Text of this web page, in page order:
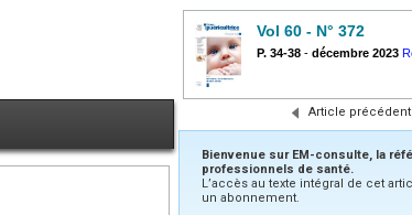
Vol 60 - N° 372
P. 34-38 - décembre 2023
Article précédent
Bienvenue sur EM-consulte, la
professionnels de santé.
L’accès au texte intégral de cet
un abonnement.